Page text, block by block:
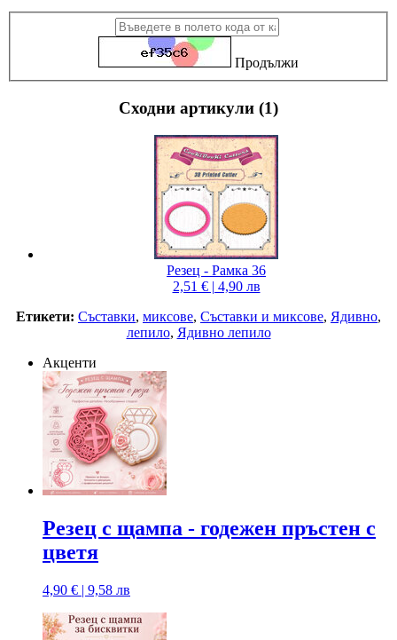
Продължи
Сходни артикули (1)
Резец - Рамка 36
2,51 € | 4,90 лв
Етикети: Съставки, миксове, Съставки и миксове, Ядивно,
лепило, Ядивно лепило
Акценти
Резец с щампa - годежен пръстен с
цветя
4,90 € | 9,58 лв